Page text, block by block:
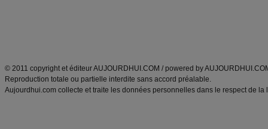
© 2011 copyright et éditeur AUJOURDHUI.COM / powered by
Reproduction totale ou partielle interdite sans accord préalable.
Aujourdhui.com collecte et traite les données personnelles dans le respect de